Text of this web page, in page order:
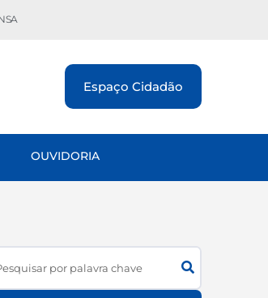
Espaço Cidadão
OUVIDORIA